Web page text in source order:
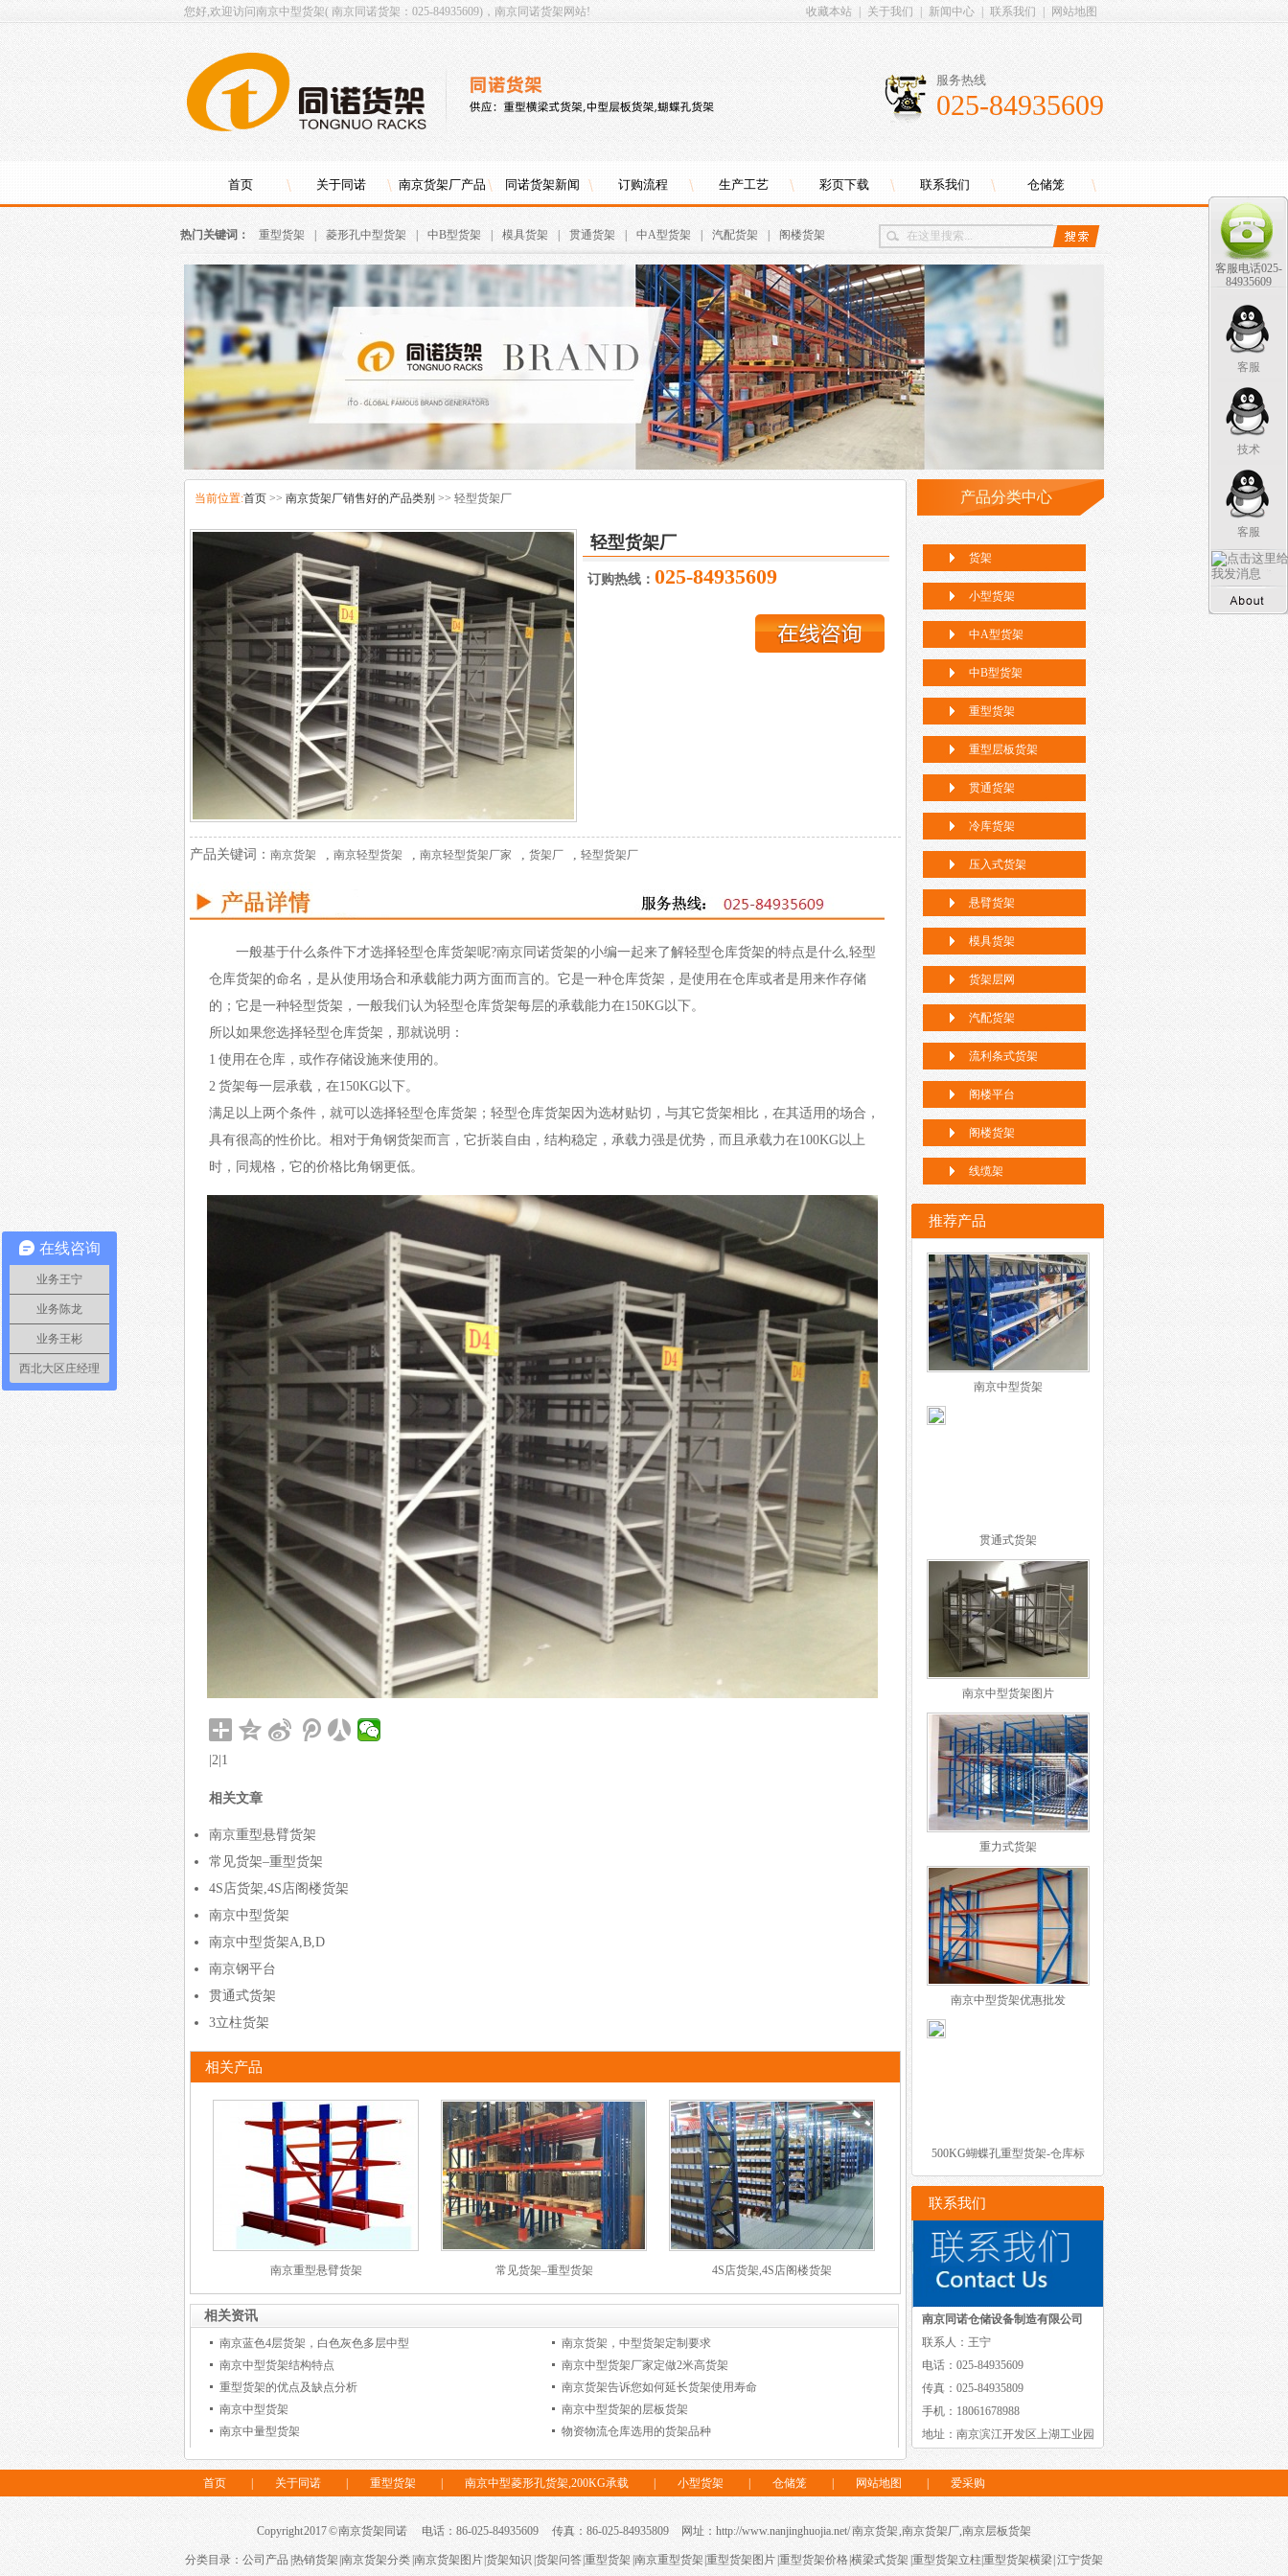
您好,欢迎访问南京中型货架( 南京同诺货架：025-84935609)，南京同诺货架网站! 收藏本站 关于我们 新闻中心 联系我们 网站地图
服务热线
025-84935609
首页 关于同诺 南京货架厂产品 同诺货架新闻 订购流程 生产工艺 彩页下载 联系我们 仓储笼
热门关键词： 重型货架 菱形孔中型货架 中B型货架 模具货架 贯通货架 中A型货架 汽配货架 阁楼货架
当前位置:首页 >> 南京货架厂销售好的产品类别 >> 轻型货架厂
轻型货架厂
订购热线： 025-84935609
产品关键词： 南京货架 , 南京轻型货架 , 南京轻型货架厂家 , 货架厂 , 轻型货架厂
一般基于什么条件下才选择轻型仓库货架呢?南京同诺货架的小编一起来了解轻型仓库货架的特点是什么,轻型
仓库货架的命名，是从使用场合和承载能力两方面而言的。它是一种仓库货架，是使用在仓库或者是用来作存储
的；它是一种轻型货架，一般我们认为轻型仓库货架每层的承载能力在150KG以下。
所以如果您选择轻型仓库货架，那就说明：
1 使用在仓库，或作存储设施来使用的。
2 货架每一层承载，在150KG以下。
满足以上两个条件，就可以选择轻型仓库货架；轻型仓库货架因为选材贴切，与其它货架相比，在其适用的场合，
具有很高的性价比。相对于角钢货架而言，它折装自由，结构稳定，承载力强是优势，而且承载力在100KG以上
时，同规格，它的价格比角钢更低。
|2|1
相关文章
南京重型悬臂货架
常见货架–重型货架
4S店货架,4S店阁楼货架
南京中型货架
南京中型货架A,B,D
南京钢平台
贯通式货架
3立柱货架
相关产品
南京重型悬臂货架 常见货架–重型货架 4S店货架,4S店阁楼货架
相关资讯
南京蓝色4层货架，白色灰色多层中型
南京货架，中型货架定制要求
南京中型货架结构特点
南京中型货架厂家定做2米高货架
重型货架的优点及缺点分析
南京货架告诉您如何延长货架使用寿命
南京中型货架
南京中型货架的层板货架
南京中量型货架
物资物流仓库选用的货架品种
产品分类中心
货架
小型货架
中A型货架
中B型货架
重型货架
重型层板货架
贯通货架
冷库货架
压入式货架
悬臂货架
模具货架
货架层网
汽配货架
流利条式货架
阁楼平台
阁楼货架
线缆架
推荐产品
南京中型货架
贯通式货架
南京中型货架图片
重力式货架
南京中型货架优惠批发
500KG蝴蝶孔重型货架-仓库标
准重型货
联系我们
南京同诺仓储设备制造有限公司
联系人：王宁
电话：025-84935609
传真：025-84935809
手机：18061678988
地址：南京滨江开发区上湖工业园
客服电话025-
84935609
客服
技术
客服
首页 关于同诺 重型货架 南京中型菱形孔货架,200KG承载 小型货架 仓储笼 网站地图 爱采购
Copyright 2017 © 南京货架同诺 电话：86-025-84935609 传真：86-025-84935809 网址：http://www.nanjinghuojia.net/南京货架,南京货架厂,南京层板货架
分类目录：公司产品 热销货架 |南京货架分类 南京货架图片|货架知识 货架问答|重型货架 南京重型货架 |重型货架图片 重型货架价格|横梁式货架 重型货架立柱 重型货架横梁| 江宁货架
在线咨询
业务王宁
业务陈龙
业务王彬
西北大区庄经理